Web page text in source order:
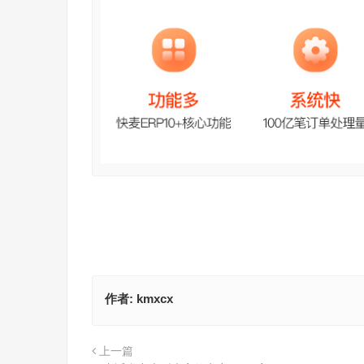
作者: kmxcx
上一篇